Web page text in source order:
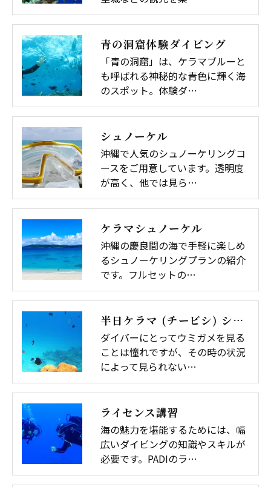
青の洞窟体験ダイビング
「青の洞窟」は、ケラマブルーと
も呼ばれる神秘的な青色に輝く海
のスポット。体験ダ…
シュノーケル
沖縄で人気のシュノーケリングコ
ースをご用意しています。透明度
が高く、他では見ら…
ケラマシュノーケル
沖縄の慶良間の海で手軽に楽しめ
るシュノーケリングプランの紹介
です。フルセットの…
半日ケラマ (チービシ) シュノーケル
ダイバーにとってウミガメを見る
ことは憧れですが、その時の状況
によって見られない…
ライセンス講習
海の魅力を堪能するためには、幅
広いダイビングの知識やスキルが
必要です。PADIのラ…